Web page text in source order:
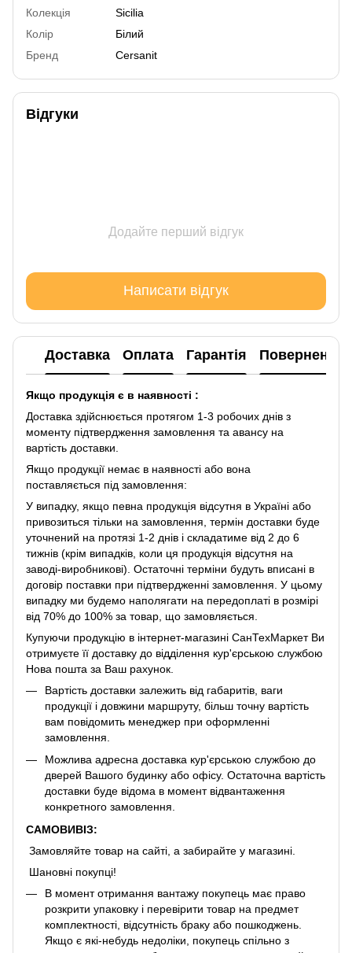
Колекція
Sicilia
Колір
Білий
Бренд
Cersanit
Відгуки
Додайте перший відгук
Написати відгук
Доставка Оплата Гарантія Повернення
Якщо продукція є в наявності :
Доставка здійснюється протягом 1-3 робочих днів з
моменту підтвердження замовлення та авансу на
вартість доставки.
Якщо продукції немає в наявності або вона
поставляється під замовлення:
У випадку, якщо певна продукція відсутня в Україні або
привозиться тільки на замовлення, термін доставки буде
уточнений на протязі 1-2 днів і складатиме від 2 до 6
тижнів (крім випадків, коли ця продукція відсутня на
заводі-виробникові). Остаточні терміни будуть вписані в
договір поставки при підтвердженні замовлення. У цьому
випадку ми будемо наполягати на передоплаті в розмірі
від 70% до 100% за товар, що замовляється.
Купуючи продукцію в інтернет-магазині СанТехМаркет Ви
отримуєте її доставку до відділення кур'єрською службою
Нова пошта за Ваш рахунок.
Вартість доставки залежить від габаритів, ваги
продукції і довжини маршруту, більш точну вартість
вам повідомить менеджер при оформленні
замовлення.
Можлива адресна доставка кур'єрською службою до
дверей Вашого будинку або офісу. Остаточна вартість
доставки буде відома в момент відвантаження
конкретного замовлення.
САМОВИВІЗ:
Замовляйте товар на сайті, а забирайте у магазині.
Шановні покупці!
В момент отримання вантажу покупець має право
розкрити упаковку і перевірити товар на предмет
комплектності, відсутність браку або пошкоджень.
Якщо є які-небудь недоліки, покупець спільно з